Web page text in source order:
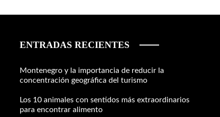
ENTRADAS RECIENTES
Montenegro y la importancia de reducir la
concentración geográfica del turismo
Los 10 animales con sentidos más extraordinarios
para encontrar alimento